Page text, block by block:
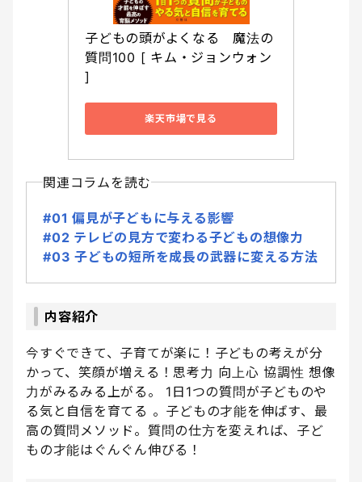
子どもの頭がよくなる　魔法の
質問100 [ キム・ジョンウォン
]
楽天市場で見る
関連コラムを読む
#01 偏見が子どもに与える影響
#02 テレビの見方で変わる子どもの想像力
#03 子どもの短所を成長の武器に変える方法
内容紹介
今すぐできて、子育てが楽に！子どもの考えが分
かって、笑顔が増える！思考力 向上心 協調性 想像
力がみるみる上がる。 1日1つの質問が子どものや
る気と自信を育てる 。子どもの才能を伸ばす、最
高の質問メソッド。質問の仕方を変えれば、子ど
もの才能はぐんぐん伸びる！